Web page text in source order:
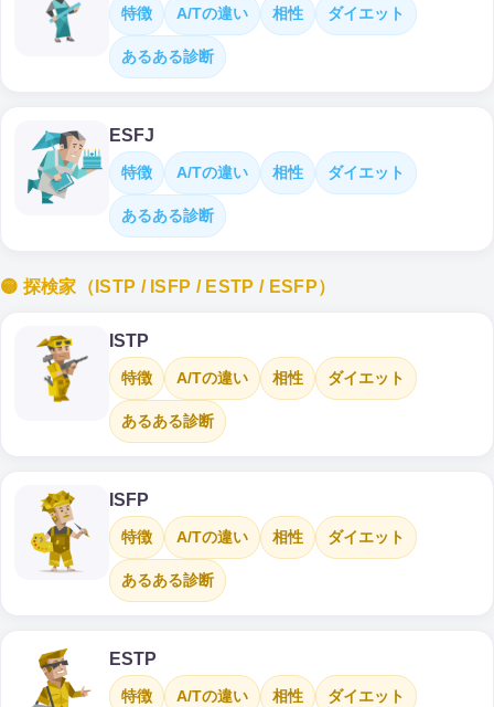
特徴 A/Tの違い 相性 ダイエット
あるある診断
ESFJ
特徴 A/Tの違い 相性 ダイエット
あるある診断
🟡 探検家（ISTP / ISFP / ESTP / ESFP）
ISTP
特徴 A/Tの違い 相性 ダイエット
あるある診断
ISFP
特徴 A/Tの違い 相性 ダイエット
あるある診断
ESTP
特徴 A/Tの違い 相性 ダイエット